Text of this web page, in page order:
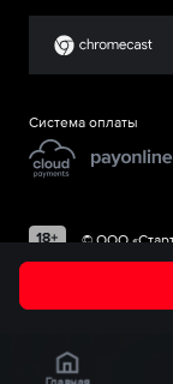
Система оплаты
©ООО